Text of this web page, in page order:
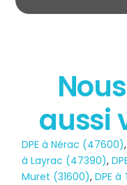
État
aussi
DPE à Nérac (47600)
à Layrac (47390),
Muret (31600),DPE